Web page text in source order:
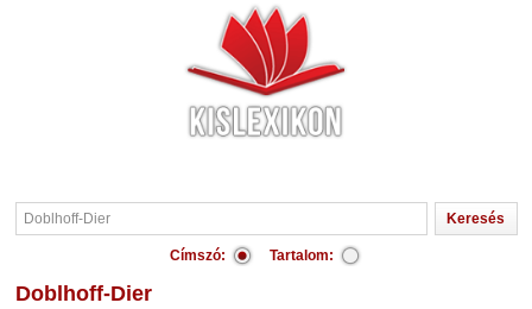
Címszó: Tartalom:
Doblhoff-Dier